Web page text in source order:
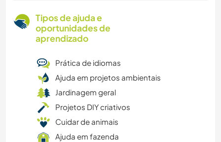
Tipos de ajuda e
oportunidades de
aprendizado
Prática de idiomas
Ajuda em projetos ambientais
Jardinagem geral
Projetos DIY criativos
Cuidar de animais
Ajuda em fazenda